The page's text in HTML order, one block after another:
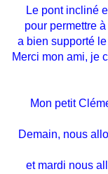
Le pont incliné
pour permettre à
a bien supporté
Merci mon ami, je
Mon petit
Demain, nous
et mardi nous